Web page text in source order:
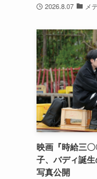
2026.8.07 メ
映画『時給三
子、バディ誕
写真公開